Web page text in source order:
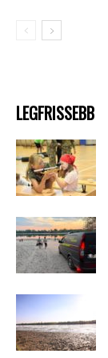
LEGFRISSEBB